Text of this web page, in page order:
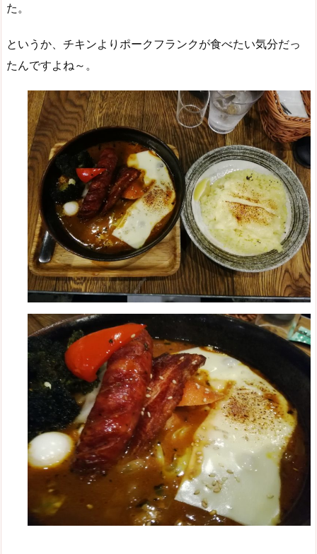
た。
というか、チキンよりポークフランクが食べたい気分だっ
たんですよね～。